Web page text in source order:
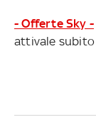
- Offerte Sky -
attivale subito